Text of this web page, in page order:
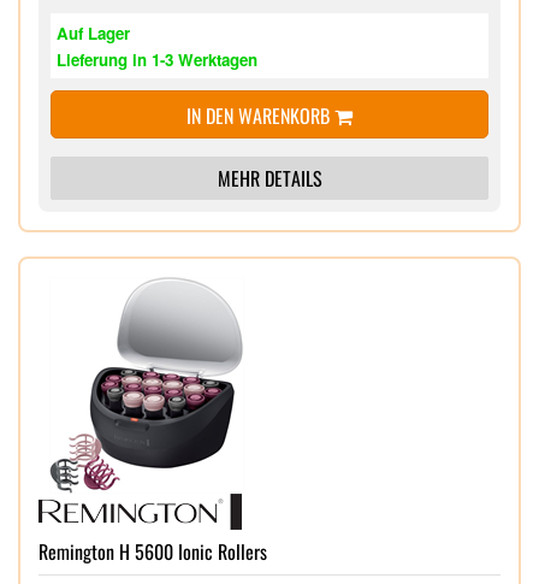
Auf Lager
Lieferung in 1-3 Werktagen
IN DEN WARENKORB
MEHR DETAILS
Remington H 5600 Ionic Rollers